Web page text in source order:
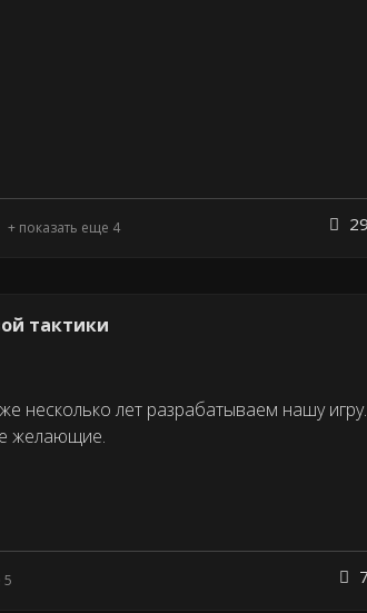
+ показать еще 4
тактики
несколько лет разрабатываем нашу игру.
желающие.
5